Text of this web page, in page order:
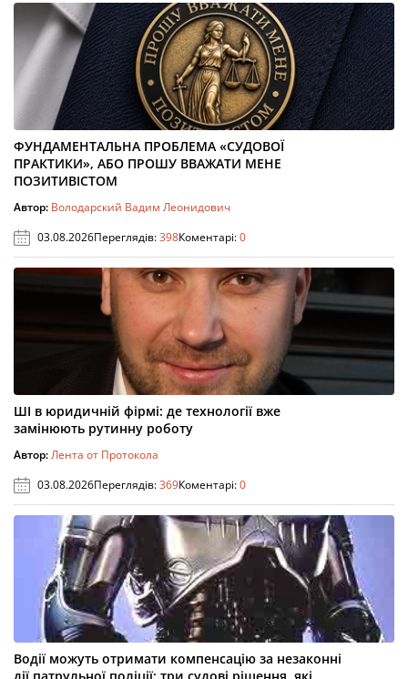
ФУНДАМЕНТАЛЬНА ПРОБЛЕМА «СУДОВОЇ
ПРАКТИКИ», АБО ПРОШУ ВВАЖАТИ МЕНЕ
ПОЗИТИВІСТОМ
Автор: Володарский Вадим Леонидович
03.08.2026Переглядів:398Коментарі:0
ШІ в юридичній фірмі: де технології вже
замінюють рутинну роботу
Автор:Лента от Протокола
03.08.2026Переглядів:369Коментарі:0
Водії можуть отримати компенсацію за незаконні